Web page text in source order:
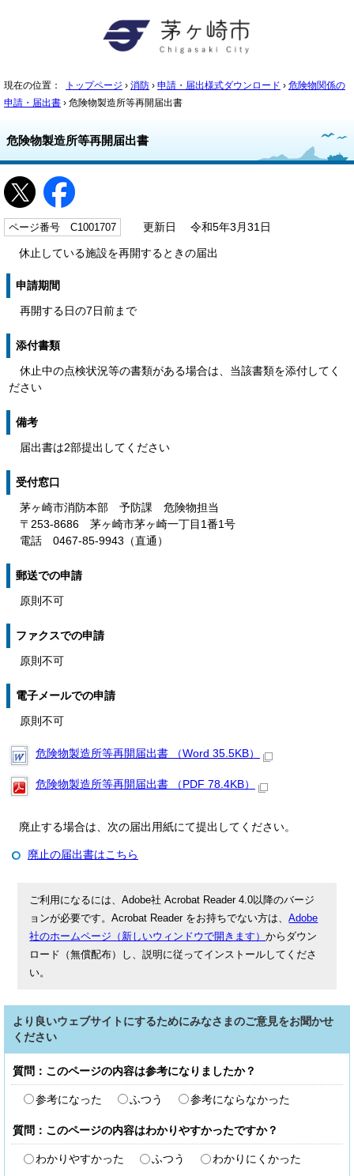
現在の位置： トップページ › 消防 › 申請・届出様式ダウンロード › 危険物関係の
申請・届出書 › 危険物製造所等再開届出書
危険物製造所等再開届出書
ページ番号 C1001707 更新日 令和5年3月31日
休止している施設を再開するときの届出
申請期間
再開する日の7日前まで
添付書類
休止中の点検状況等の書類がある場合は、当該書類を添付してく
ださい
備考
届出書は2部提出してください
受付窓口
茅ヶ崎市消防本部 予防課 危険物担当
〒253-8686 茅ヶ崎市茅ヶ崎一丁目1番1号
電話 0467-85-9943（直通）
郵送での申請
原則不可
ファクスでの申請
原則不可
電子メールでの申請
原則不可
危険物製造所等再開届出書 （Word 35.5KB）
危険物製造所等再開届出書 （PDF 78.4KB）
廃止する場合は、次の届出用紙にて提出してください。
廃止の届出書はこちら
ご利用になるには、Adobe社 Acrobat Reader 4.0以降のバージ
ョンが必要です。Acrobat Reader をお持ちでない方は、Adobe
社のホームページ（新しいウィンドウで開きます）からダウン
ロード（無償配布）し、説明に従ってインストールしてくださ
い。
より良いウェブサイトにするためにみなさまのご意見をお聞かせ
ください
質問：このページの内容は参考になりましたか？
参考になった ふつう 参考にならなかった
質問：このページの内容はわかりやすかったですか？
わかりやすかった ふつう わかりにくかった